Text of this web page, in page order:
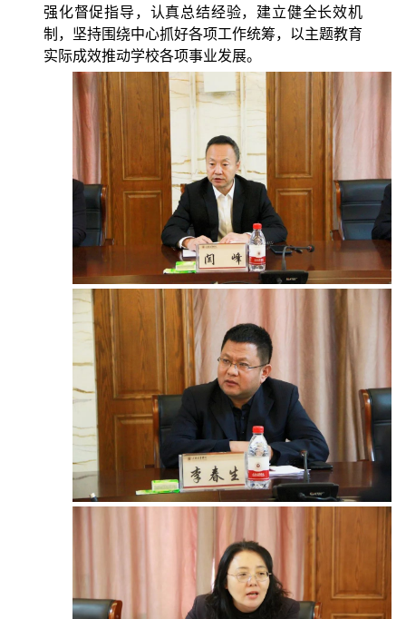
强化督促指导，认真总结经验，建立健全长效机
制，坚持围绕中心抓好各项工作统筹，以主题教育
实际成效推动学校各项事业发展。